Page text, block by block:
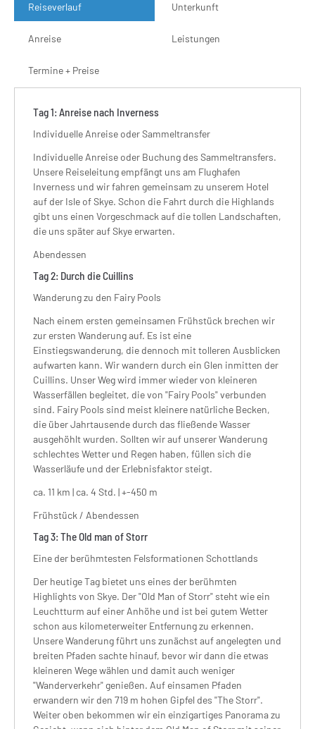
Reiseverlauf Unterkunft
Anreise Leistungen
Termine + Preise
Tag1: Anreise nach Inverness
Individuelle Anreise oder Sammeltransfer
Individuelle Anreise oder Buchung des Sammeltransfers.
Unsere Reiseleitung empfängt uns am Flughafen
Inverness und wir fahren gemeinsam zu unserem Hotel
auf der Isle of Skye. Schon die Fahrt durch die Highlands
gibt uns einen Vorgeschmack auf die tollen Landschaften,
die uns später auf Skye erwarten.
Abendessen
Tag2: Durch die Cuillins
Wanderung zu den Fairy Pools
Nach einem ersten gemeinsamen Frühstück brechen wir
zur ersten Wanderung auf. Es ist eine
Einstiegswanderung, die dennoch mit tolleren Ausblicken
aufwarten kann. Wir wandern durch ein Glen inmitten der
Cuillins. Unser Weg wird immer wieder von kleineren
Wasserfällen begleitet, die von "Fairy Pools" verbunden
sind. Fairy Pools sind meist kleinere natürliche Becken,
die über Jahrtausende durch das fließende Wasser
ausgehöhlt wurden. Sollten wir auf unserer Wanderung
schlechtes Wetter und Regen haben, füllen sich die
Wasserläufe und der Erlebnisfaktor steigt.
ca. 11 km | ca. 4 Std. | +-450 m
Frühstück / Abendessen
Tag3: The Old man of Storr
Eine der berühmtesten Felsformationen Schottlands
Der heutige Tag bietet uns eines der berühmten
Highlights von Skye. Der "Old Man of Storr" steht wie ein
Leuchtturm auf einer Anhöhe und ist bei gutem Wetter
schon aus kilometerweiter Entfernung zu erkennen.
Unsere Wanderung führt uns zunächst auf angelegten und
breiten Pfaden sachte hinauf, bevor wir dann die etwas
kleineren Wege wählen und damit auch weniger
"Wanderverkehr" genießen. Auf einsamen Pfaden
erwandern wir den 719 m hohen Gipfel des "The Storr".
Weiter oben bekommen wir ein einzigartiges Panorama zu